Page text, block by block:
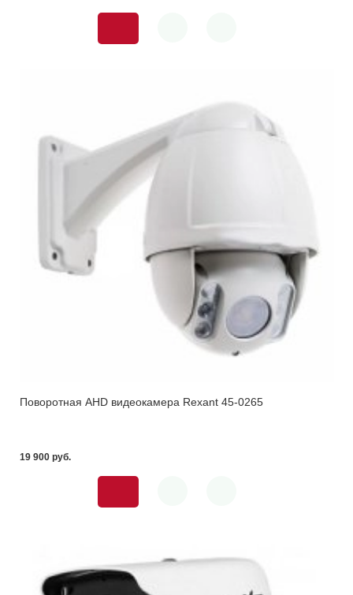
Поворотная AHD видеокамера Rexant 45-0265
19 900 pуб.